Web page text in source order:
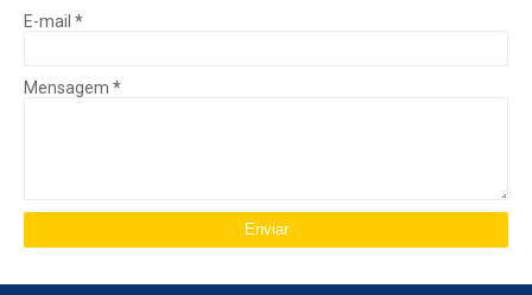
E-mail *
Mensagem *